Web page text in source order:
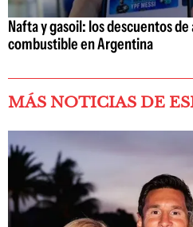
Nafta y gasoil: los descuentos
combustible en Argentina
MÁS NOTICIAS DE